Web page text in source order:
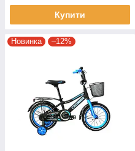
Купити
Новинка –12%